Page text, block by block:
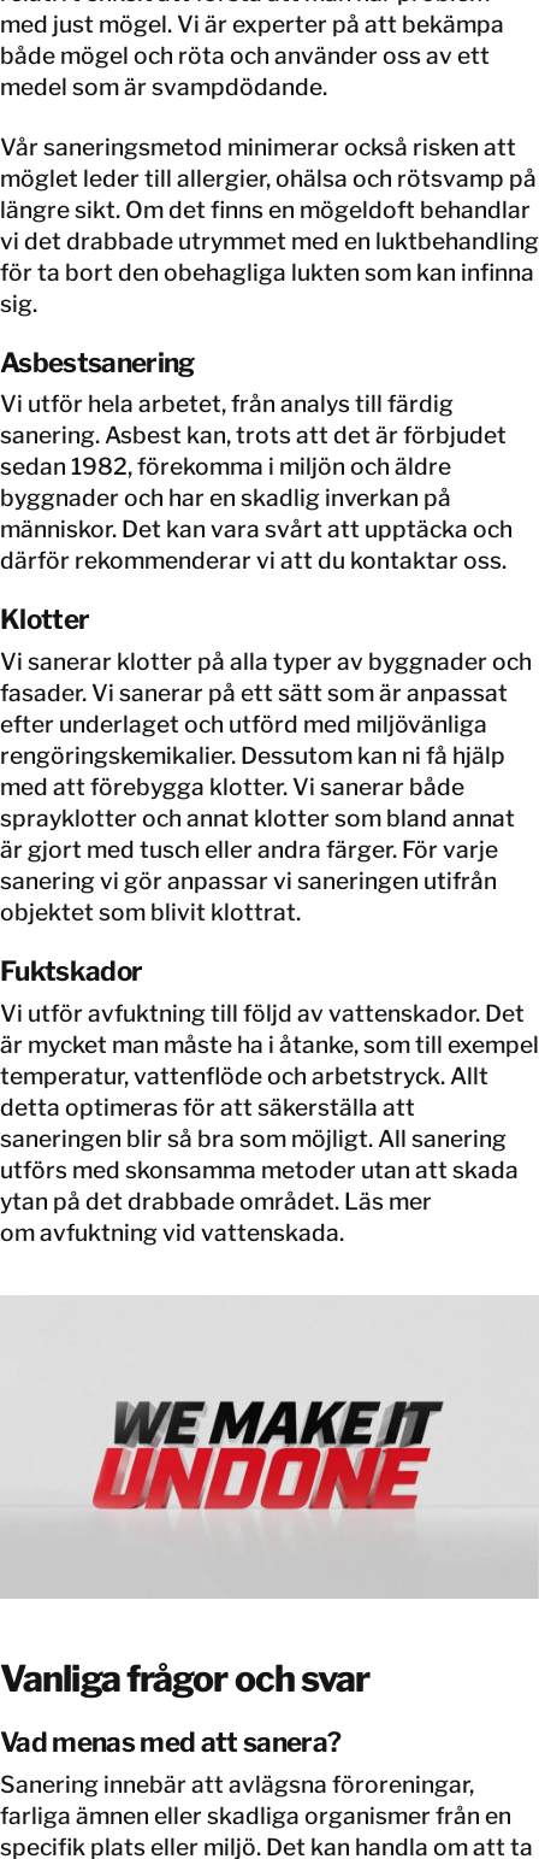
med just mögel. Vi är experter på att bekämpa
både mögel och röta och använder oss av ett
medel som är svampdödande.
Vår saneringsmetod minimerar också risken att
möglet leder till allergier, ohälsa och rötsvamp på
längre sikt. Om det finns en mögeldoft behandlar
vi det drabbade utrymmet med en luktbehandling
för ta bort den obehagliga lukten som kan infinna
sig.
Asbestsanering
Vi utför hela arbetet, från analys till färdig
sanering. Asbest kan, trots att det är förbjudet
sedan 1982, förekomma i miljön och äldre
byggnader och har en skadlig inverkan på
människor. Det kan vara svårt att upptäcka och
därför rekommenderar vi att du kontaktar oss.
Klotter
Vi sanerar klotter på alla typer av byggnader och
fasader. Vi sanerar på ett sätt som är anpassat
efter underlaget och utförd med miljövänliga
rengöringskemikalier. Dessutom kan ni få hjälp
med att förebygga klotter. Vi sanerar både
sprayklotter och annat klotter som bland annat
är gjort med tusch eller andra färger. För varje
sanering vi gör anpassar vi saneringen utifrån
objektet som blivit klottrat.
Fuktskador
Vi utför avfuktning till följd av vattenskador. Det
är mycket man måste ha i åtanke, som till exempel
temperatur, vattenflöde och arbetstryck. Allt
detta optimeras för att säkerställa att
saneringen blir så bra som möjligt. All sanering
utförs med skonsamma metoder utan att skada
ytan på det drabbade området. Läs mer
om avfuktning vid vattenskada.
Vanliga frågor och svar
Vad menas med att sanera?
Sanering innebär att avlägsna föroreningar,
farliga ämnen eller skadliga organismer från en
specifik plats eller miljö. Det kan handla om att ta